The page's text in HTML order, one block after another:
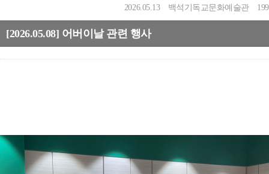
2026.05.13 백석기독교문화예술관 199
[2026.05.08] 어버이날 관련 행사